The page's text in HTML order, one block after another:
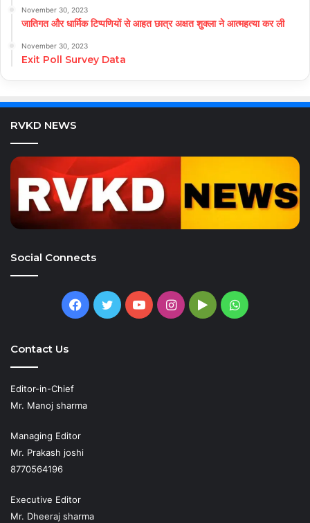
November 30, 2023
जातिगत और धार्मिक टिप्पणियों से आहत छात्र अक्षत शुक्ला ने आत्महत्या कर ली
November 30, 2023
Exit Poll Survey Data
RVKD NEWS
Social Connects
Facebook
TwitterYouTubeInstagram
GoogleWhatsApp
Contact Us
Editor-in-Chief
Mr. Manoj sharma
Managing Editor
Mr. Prakash joshi
8770564196
Executive Editor
Mr. Dheeraj sharma